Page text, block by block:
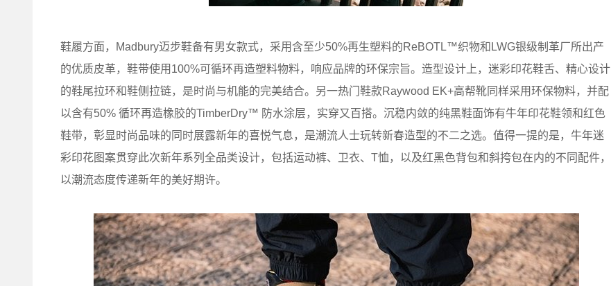
鞋履方面，Madbury迈步鞋备有男女款式，采用含至少50%再生塑料的ReBOTL™织物和LWG银级制革厂所出产
的优质皮革，鞋带使用100%可循环再造塑料物料，响应品牌的环保宗旨。造型设计上，迷彩印花鞋舌、精心设计
的鞋尾拉环和鞋侧拉链，是时尚与机能的完美结合。另一热门鞋款Raywood EK+高帮靴同样采用环保物料，并配
以含有50% 循环再造橡胶的TimberDry™ 防水涂层，实穿又百搭。沉稳内敛的纯黑鞋面饰有牛年印花鞋领和红色
鞋带，彰显时尚品味的同时展露新年的喜悦气息，是潮流人士玩转新春造型的不二之选。值得一提的是，牛年迷
彩印花图案贯穿此次新年系列全品类设计，包括运动裤、卫衣、T恤，以及红黑色背包和斜挎包在内的不同配件，
以潮流态度传递新年的美好期许。